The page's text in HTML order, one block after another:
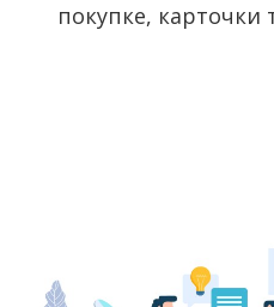
покупке, карточки